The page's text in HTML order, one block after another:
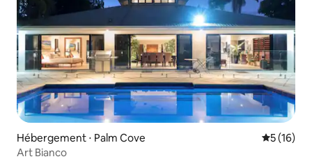
Hébergement ⋅ Palm Cove
5 (16)
Art Bianco